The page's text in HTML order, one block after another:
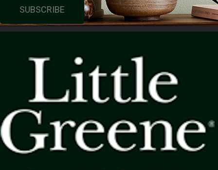
SUBSCRIBE